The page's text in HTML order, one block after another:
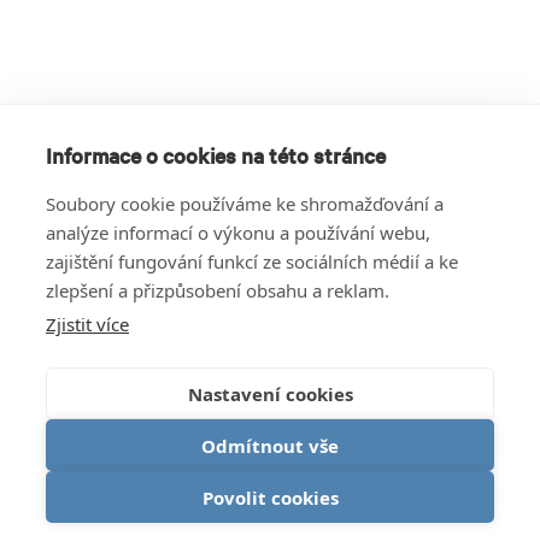
Informace o cookies na této stránce
Soubory cookie používáme ke shromažďování a
analýze informací o výkonu a používání webu,
zajištění fungování funkcí ze sociálních médií a ke
zlepšení a přizpůsobení obsahu a reklam.
Zjistit více
Nastavení cookies
Odmítnout vše
Povolit cookies